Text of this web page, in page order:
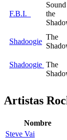
F.B.I.
the
Shadoogie
The
Shadoogie The
Artistas
Nombre
Steve Vai